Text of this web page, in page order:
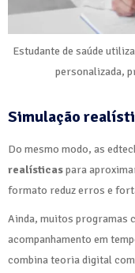
Estudante de saúde
personalizada,
Simulação
Do mesmo modo, as
realísticaspara
formato reduz erros e
Ainda, muitos programas
acompanhamento em
combina teoria digital